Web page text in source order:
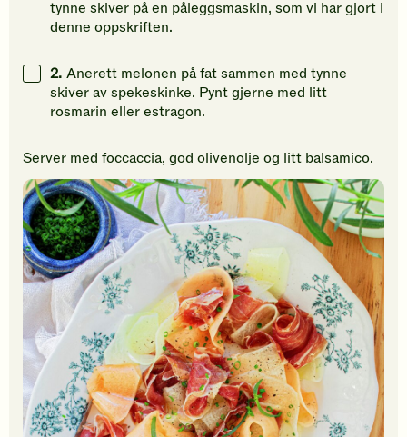
tynne skiver på en påleggsmaskin, som vi har gjort i
denne oppskriften.
2. Anerett melonen på fat sammen med tynne
skiver av spekeskinke. Pynt gjerne med litt
rosmarin eller estragon.
Server med foccaccia, god olivenolje og litt balsamico.